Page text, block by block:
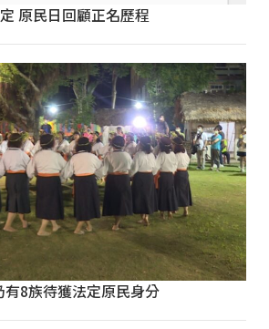
原民日回顧正名歷程
8族待獲法定原民身分